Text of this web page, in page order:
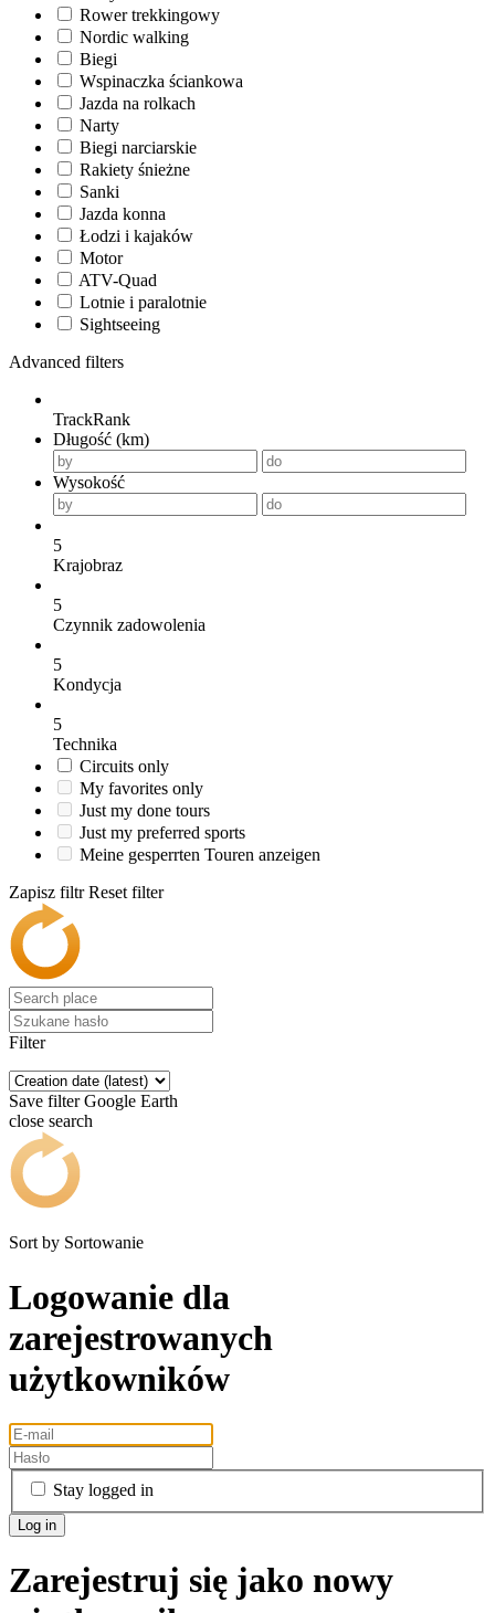
Rower trekkingowy
Nordic walking
Biegi
Wspinaczka ściankowa
Jazda na rolkach
Narty
Biegi narciarskie
Rakiety śnieżne
Sanki
Jazda konna
Łodzi i kajaków
Motor
ATV-Quad
Lotnie i paralotnie
Sightseeing
Advanced filters
TrackRank
Długość (km)
Wysokość
5
Krajobraz
5
Czynnik zadowolenia
5
Kondycja
5
Technika
Circuits only
My favorites only
Just my done tours
Just my preferred sports
Meine gesperrten Touren anzeigen
Zapisz filtr Reset filter
Filter
Save filter Google Earth
close search
Sort by Sortowanie
Logowanie dla
zarejestrowanych
użytkowników
Stay logged in
Zarejestruj się jako nowy